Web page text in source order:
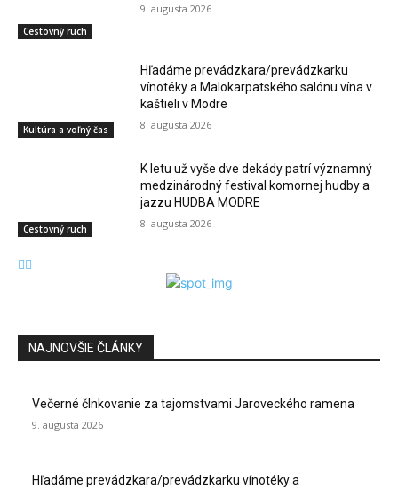
Cestovný ruch
9. augusta 2026
Kultúra a voľný čas
Hľadáme prevádzkara/prevádzkarku
vínotéky a Malokarpatského salónu vína v
kaštieli v Modre
8. augusta 2026
Cestovný ruch
K letu už vyše dve dekády patrí významný
medzinárodný festival komornej hudby a
jazzu HUDBA MODRE
8. augusta 2026
NAJNOVŠIE ČLÁNKY
Večerné člnkovanie za tajomstvami Jaroveckého ramena
9. augusta 2026
Hľadáme prevádzkara/prevádzkarku vínotéky a